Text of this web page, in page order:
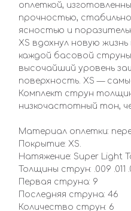
оплеткой,
прочностью,
ясностью и
XS вдохнул новую
каждой басовой
высочайший уровень
поверхность. XS —
Комплект струн
низкочастотный тон,
Материал оплетки:
Покрытие: XS.
Натяжение: Super Light
Толщины струн: .009 .011
Первая струна: 9
Последняя струна: 46
Количество струн: 6